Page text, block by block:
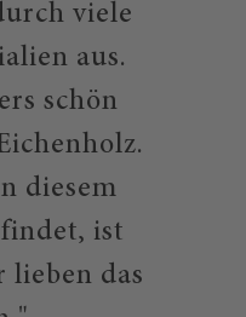
viele
aus.
schön
diesem
ist
lieben das